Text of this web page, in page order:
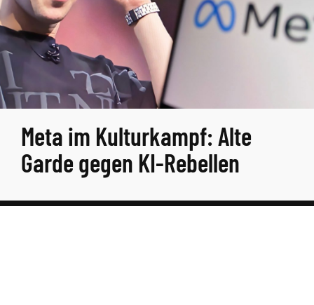
Meta im Kulturkampf: Alte
Garde gegen KI-Rebellen